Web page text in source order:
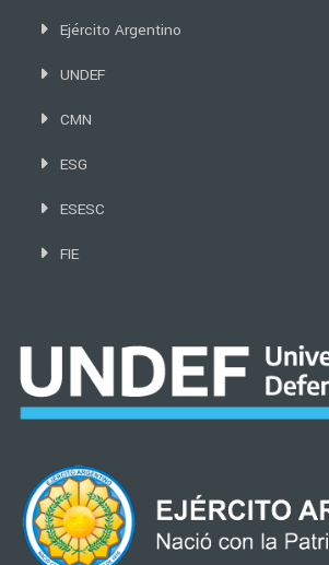
Ejército Argentino
UNDEF
CMN
ESG
ESESC
FIE